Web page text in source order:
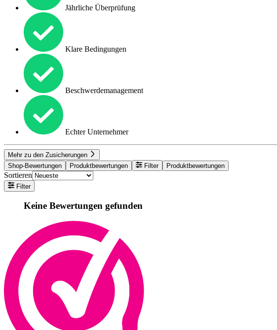
Jährliche Überprüfung
Klare Bedingungen
Beschwerdemanagement
Echter Unternehmer
Mehr zu den Zusicherungen
Shop-Bewertungen
Produktbewertungen Filter Produktbewertungen
Sortieren
Filter
Keine Bewertungen gefunden